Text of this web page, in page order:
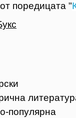
поредицата "
популярна